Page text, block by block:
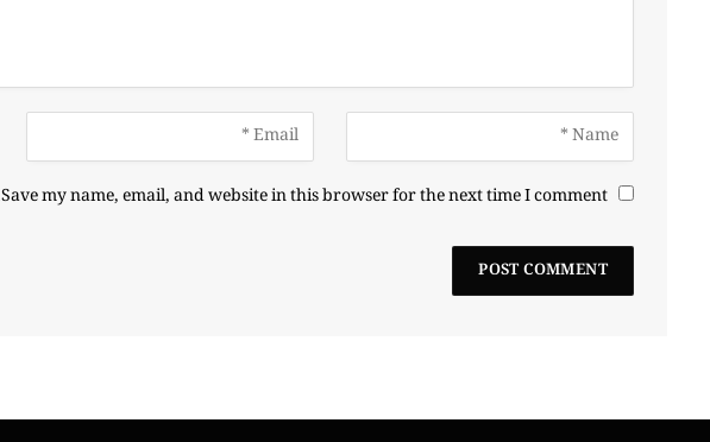
Save my name, email, and website in this browser for the next time I comment.